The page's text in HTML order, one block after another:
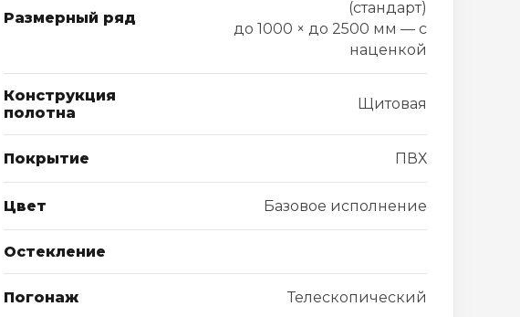
Размерный ряд
(стандарт)
до 1000 × до 2500 мм — с
наценкой
Конструкция
полотна
Щитовая
Покрытие ПВХ
Цвет Базовое исполнение
Остекление
Погонаж Телескопический